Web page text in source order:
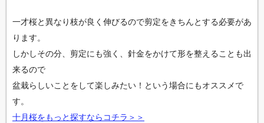
一才桜と異なり枝が良く伸びるので剪定をきちんとする必要があ
ります。
しかしその分、剪定にも強く、針金をかけて形を整えることも出
来るので
盆栽らしいことをして楽しみたい！という場合にもオススメで
す。
十月桜をもっと探すならコチラ＞＞